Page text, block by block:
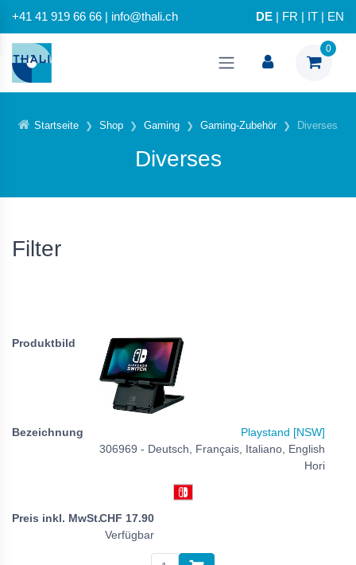
+41 41 919 66 66 | info@thali.ch DE FR IT EN
0
Startseite Shop Gaming Gaming-Zubehör Diverses
Diverses
Filter
Playstand [NSW]
306969 - Deutsch, Français, Italiano, English
Hori
CHF 17.90
Verfügbar